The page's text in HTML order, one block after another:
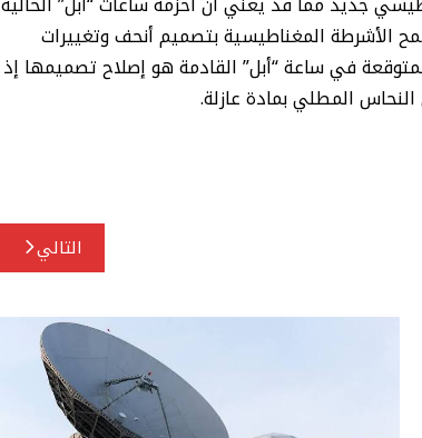
الأشرطة المغناطيسية بتصميم أنحف وتغييرات
في ساعة “أبل” القادمة هو إصلاح تصميمها إذ
المطلي بمادة عازلة.
التالي